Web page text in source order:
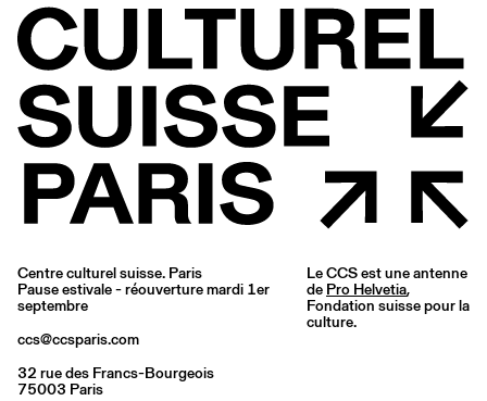
Centre culturel suisse. Paris
Pause estivale - réouverture mardi 1er
septembre
ccs@ccsparis.com
32 rue des Francs-Bourgeois
75003 Paris
Le CCS est une antenne
de Pro Helvetia,
Fondation suisse pour la
culture.